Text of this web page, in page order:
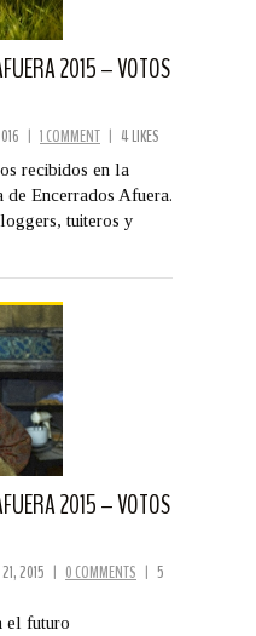
2015 – VOTOS
| 1 COMMENT | 4 LIKES
recibidos en la
de Encerrados Afuera.
tuiteros y
2015 – VOTOS
2015 | 0 COMMENTS | 5
el futuro